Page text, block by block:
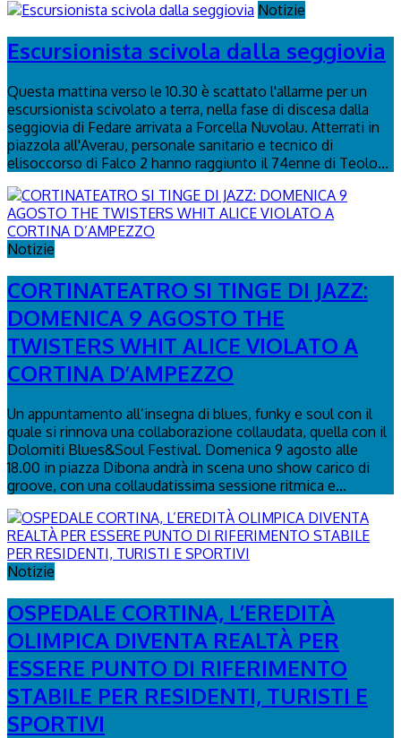
Notizie
Escursionista scivola dalla seggiovia
Questa mattina verso le 10.30 è scattato l'allarme per un
escursionista scivolato a terra, nella fase di discesa dalla
seggiovia di Fedare arrivata a Forcella Nuvolau. Atterrati in
piazzola all'Averau, personale sanitario e tecnico di
elisoccorso di Falco 2 hanno raggiunto il 74enne di Teolo...
Notizie
CORTINATEATRO SI TINGE DI JAZZ:
DOMENICA 9 AGOSTO THE
TWISTERS WHIT ALICE VIOLATO A
CORTINA D’AMPEZZO
Un appuntamento all’insegna di blues, funky e soul con il
quale si rinnova una collaborazione collaudata, quella con il
Dolomiti Blues&Soul Festival. Domenica 9 agosto alle
18.00 in piazza Dibona andrà in scena uno show carico di
groove, con una collaudatissima sessione ritmica e...
Notizie
OSPEDALE CORTINA, L’EREDITÀ
OLIMPICA DIVENTA REALTÀ PER
ESSERE PUNTO DI RIFERIMENTO
STABILE PER RESIDENTI, TURISTI E
SPORTIVI